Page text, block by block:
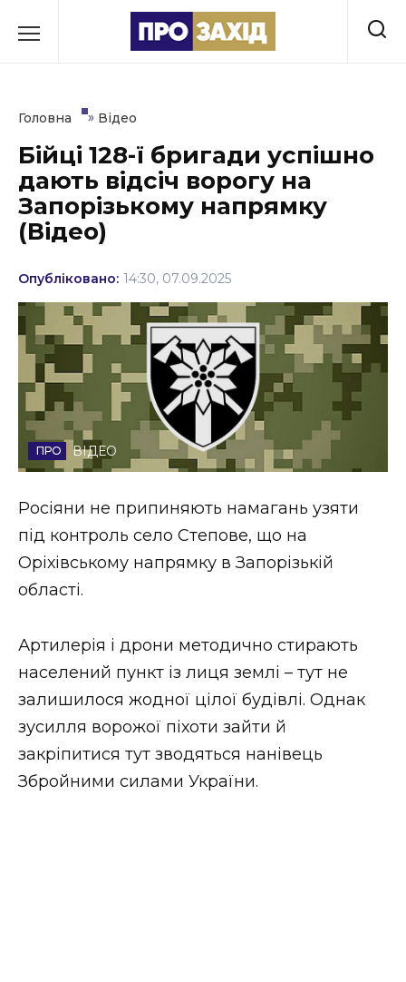
до
Культура
Освіта
Політика
Соціум
Спорт
Стиль життя
Втрачений Ужгород
Втрачений Ужгород (відеоверсія)
ЗАКАРПАТСЬКІ НОВИНИ
НОВИНИ ЗАХІДНОЇ УКРАЇНИ
ФОТО
Головна » Відео
Бійці 128-ї бригади успішно
дають відсіч ворогу на
Запорізькому напрямку
(Відео)
Опубліковано: 14:30, 07.09.2025
ВІДЕО
Росіяни не припиняють намагань узяти
під контроль село Степове, що на
Оріхівському напрямку в Запорізькій
області.
Артилерія і дрони методично стирають
населений пункт із лиця землі – тут не
залишилося жодної цілої будівлі. Однак
зусилля ворожої піхоти зайти й
закріпитися тут зводяться нанівець
Збройними силами України.